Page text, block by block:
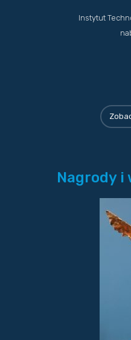
Instytut Technologii
Nagrody i